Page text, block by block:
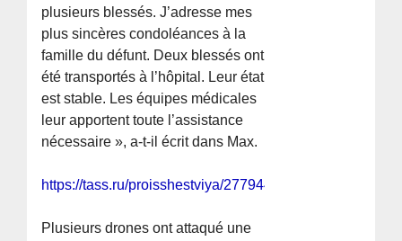
plusieurs blessés. J’adresse mes
plus sincères condoléances à la
famille du défunt. Deux blessés ont
été transportés à l’hôpital. Leur état
est stable. Les équipes médicales
leur apportent toute l’assistance
nécessaire », a-t-il écrit dans Max.
https://tass.ru/proisshestviya/27794493
Plusieurs drones ont attaqué une